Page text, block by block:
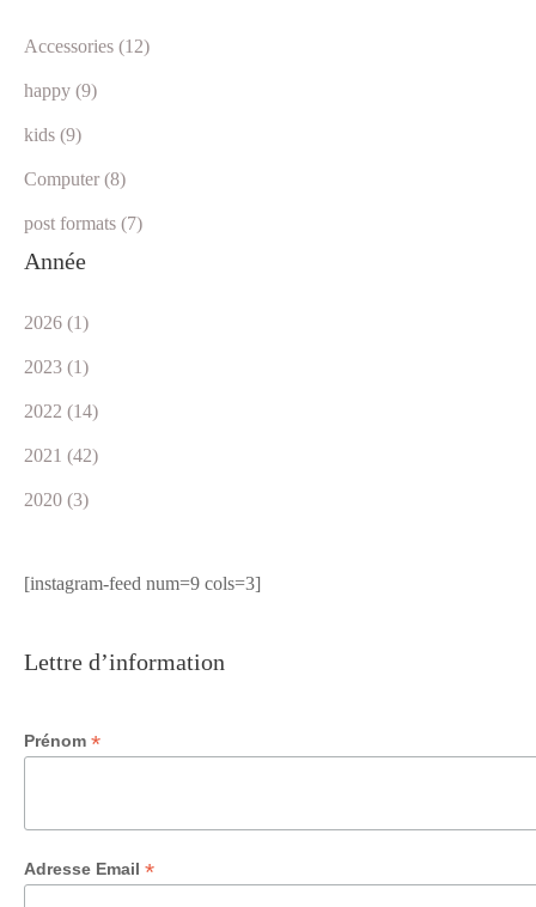
Accessories (12)
happy (9)
kids (9)
Computer (8)
post formats (7)
Année
2026 (1)
2023 (1)
2022 (14)
2021 (42)
2020 (3)
[instagram-feed num=9 cols=3]
Lettre d’information
Prénom *
Adresse Email *